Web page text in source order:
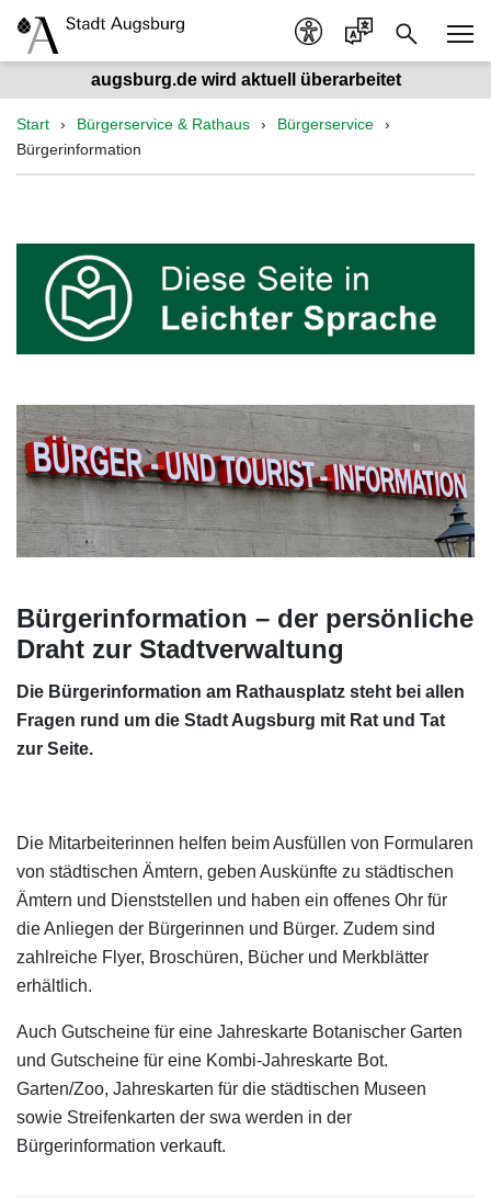
augsburg.de wird aktuell überarbeitet
Start Bürgerservice & Rathaus
Bürgerservice
Bürgerinformation
Bürgerinformation – der persönliche
Draht zur Stadtverwaltung
Die Bürgerinformation am Rathausplatz steht bei allen
Fragen rund um die Stadt Augsburg mit Rat und Tat
zur Seite.
Die Mitarbeiterinnen helfen beim Ausfüllen von Formularen
von städtischen Ämtern, geben Auskünfte zu städtischen
Ämtern und Dienststellen und haben ein offenes Ohr für
die Anliegen der Bürgerinnen und Bürger. Zudem sind
zahlreiche Flyer, Broschüren, Bücher und Merkblätter
erhältlich.
Auch Gutscheine für eine Jahreskarte Botanischer Garten
und Gutscheine für eine Kombi-Jahreskarte Bot.
Garten/Zoo, Jahreskarten für die städtischen Museen
sowie Streifenkarten der swa werden in der
Bürgerinformation verkauft.